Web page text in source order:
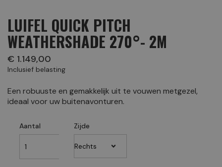
LUIFEL QUICK PITCH
WEATHERSHADE 270°- 2M
€ 1.149,00
Inclusief belasting
Een robuuste en gemakkelijk uit te vouwen metgezel,
ideaal voor uw buitenavonturen.
Aantal Zijde